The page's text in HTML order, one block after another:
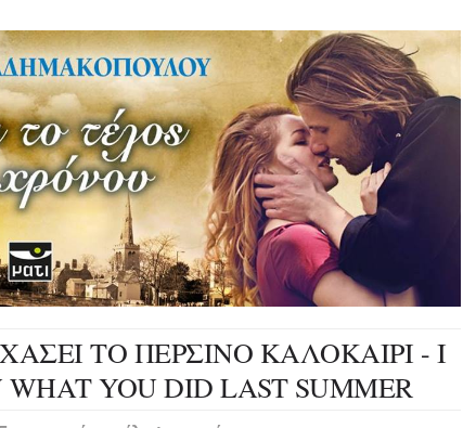
ΤΟ ΠΕΡΣΙΝΟ ΚΑΛΟΚΑΙΡΙ - I
YOU DID LAST SUMMER